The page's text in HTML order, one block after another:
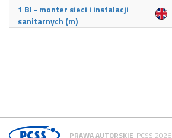
1 BI - monter sieci i instalacji
sanitarnych (m)
PRAWA AUTORSKIE PCSS 2026